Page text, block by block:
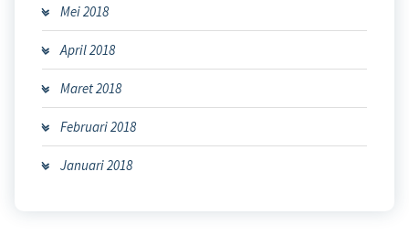
Mei 2018
April 2018
Maret 2018
Februari 2018
Januari 2018